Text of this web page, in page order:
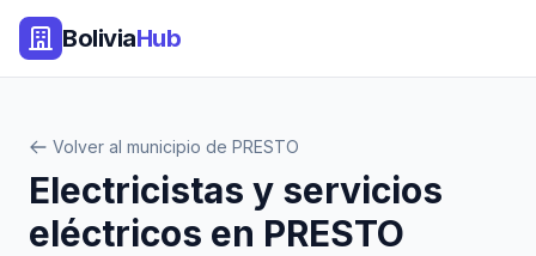
BoliviaHub
Volver al municipio de PRESTO
Electricistas y servicios
eléctricos en PRESTO